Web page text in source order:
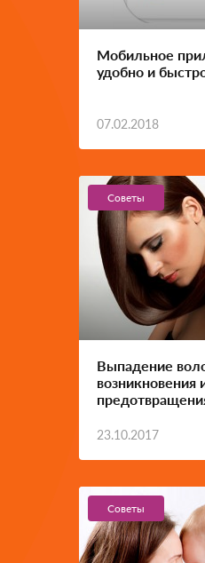
Мобильное
удобно и
07.02.2018
Советы
Выпадение
возникновения
23.10.2017
Советы